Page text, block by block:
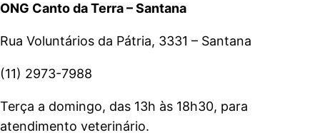
ONG Canto da Terra – Santana
Rua Voluntários da Pátria, 3331 – Santana
(11) 2973-7988
Terça a domingo, das 13h às 18h30, para
atendimento veterinário.